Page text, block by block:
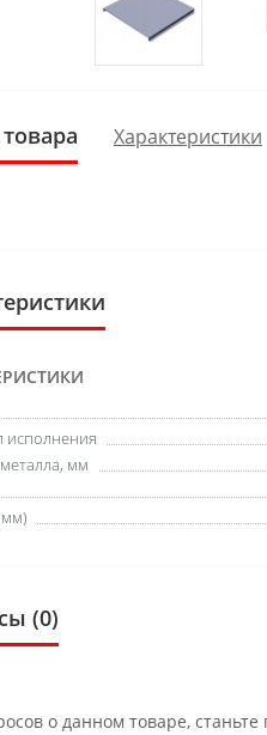
Характеристики
исполнения
мм
(0)
о данном товаре,